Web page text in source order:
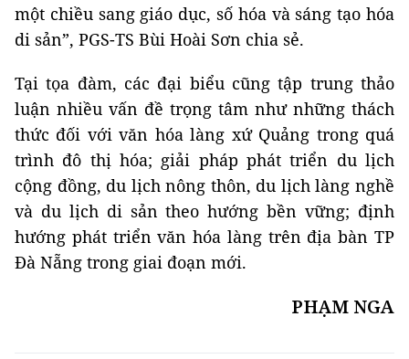
một chiều sang giáo dục, số hóa và sáng tạo hóa
di sản”, PGS-TS Bùi Hoài Sơn chia sẻ.
Tại tọa đàm, các đại biểu cũng tập trung thảo
luận nhiều vấn đề trọng tâm như những thách
thức đối với văn hóa làng xứ Quảng trong quá
trình đô thị hóa; giải pháp phát triển du lịch
cộng đồng, du lịch nông thôn, du lịch làng nghề
và du lịch di sản theo hướng bền vững; định
hướng phát triển văn hóa làng trên địa bàn TP
Đà Nẵng trong giai đoạn mới.
PHẠM NGA